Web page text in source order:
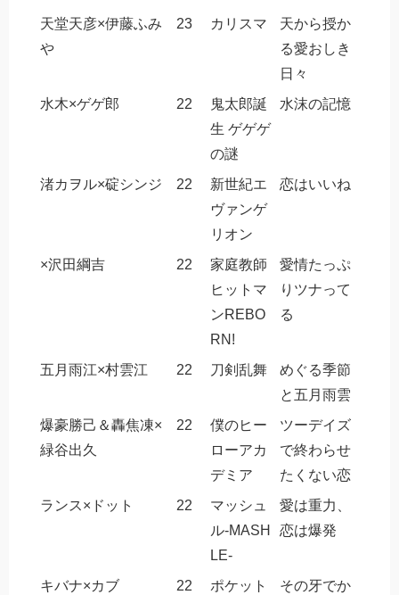
天堂天彦×伊藤ふみ
や
23 カリスマ
天から授か
る愛おしき
日々
水木×ゲゲ郎
22
鬼太郎誕
生 ゲゲゲ
の謎
水沫の記憶
渚カヲル×碇シンジ 22
新世紀エ
ヴァンゲ
リオン
恋はいいね
×沢田綱吉 22
家庭教師
ヒットマ
ンREBO
RN!
愛情たっぷ
りツナって
る
五月雨江×村雲江 22 刀剣乱舞
めぐる季節
と五月雨雲
爆豪勝己＆轟焦凍×
緑谷出久
22
僕のヒー
ローアカ
デミア
ツーデイズ
で終わらせ
たくない恋
ランス×ドット
22
マッシュ
ル-MASH
LE-
愛は重力、
恋は爆発
キバナ×カブ 22
ポケット
その牙でか